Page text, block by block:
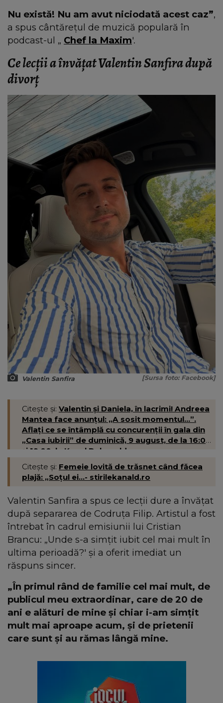
Nu există! Nu am avut niciodată acest caz”,
a spus cântărețul de muzică populară în
podcast-ul „ Chef la Maxim'.
Ce lecții a învățat Valentin Sanfira după
divorț
Valentin Sanfira [Sursa foto: Facebook]
Citește și: Valentin și Daniela, în lacrimi! Andreea
Mantea face anunțul: „A sosit momentul...”.
Aflați ce se întâmplă cu concurenții în gala din
„Casa iubirii” de duminică, 9 august, de la 16:00
și 19:00, la Kanal D- kanald.ro
Citește și: Femeie lovită de trăsnet când făcea
plajă: „Soțul ei...- stirilekanald.ro
Valentin Sanfira a spus ce lecții dure a învățat
după separarea de Codruța Filip. Artistul a fost
întrebat în cadrul emisiunii lui Cristian
Brancu: „Unde s-a simțit iubit cel mai mult în
ultima perioadă?' și a oferit imediat un
răspuns sincer.
„În primul rând de familie cel mai mult, de
publicul meu extraordinar, care de 20 de
ani e alături de mine și chiar i-am simțit
mult mai aproape acum, și de prietenii
care sunt și au rămas lângă mine.